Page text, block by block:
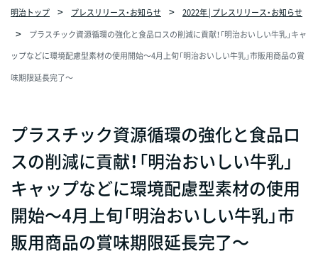
明治トップ プレスリリース・お知らせ
2022年 | プレスリリース・お知らせ
プラスチック資源循環の強化と食品ロスの削減に貢献！「明治おいしい牛乳」キャ
ップなどに環境配慮型素材の使用開始～4月上旬「明治おいしい牛乳」市販用商品の賞
味期限延長完了～
プラスチック資源循環の強化と食品ロ
スの削減に貢献！「明治おいしい牛乳」
キャップなどに環境配慮型素材の使用
開始～4月上旬「明治おいしい牛乳」市
販用商品の賞味期限延長完了～